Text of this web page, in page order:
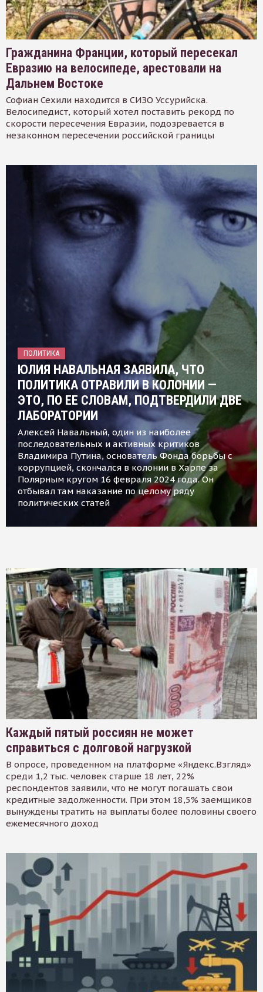
Гражданина Франции, который пересекал
Евразию на велосипеде, арестовали на
Дальнем Востоке
Софиан Сехили находится в СИЗО Уссурийска.
Велосипедист, который хотел поставить рекорд по
скорости пересечения Евразии, подозревается в
незаконном пересечении российской границы
ПОЛИТИКА
ЮЛИЯ НАВАЛЬНАЯ ЗАЯВИЛА, ЧТО
ПОЛИТИКА ОТРАВИЛИ В КОЛОНИИ —
ЭТО, ПО ЕЕ СЛОВАМ, ПОДТВЕРДИЛИ ДВЕ
ЛАБОРАТОРИИ
Алексей Навальный, один из наиболее
последовательных и активных критиков
Владимира Путина, основатель Фонда борьбы с
коррупцией, скончался в колонии в Харпе за
Полярным кругом 16 февраля 2024 года. Он
отбывал там наказание по целому ряду
политических статей
Каждый пятый россиян не может
справиться с долговой нагрузкой
В опросе, проведенном на платформе «Яндекс.Взгляд»
среди 1,2 тыс. человек старше 18 лет, 22%
респондентов заявили, что не могут погашать свои
кредитные задолженности. При этом 18,5% заемщиков
вынуждены тратить на выплаты более половины своего
ежемесячного доход